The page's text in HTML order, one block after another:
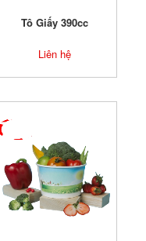
Tô Giấy 390cc
Liên hệ